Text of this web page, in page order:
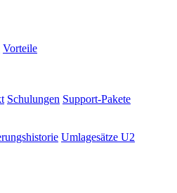
Vorteile
Schulungen Support-Pakete
Umlagesätze U2